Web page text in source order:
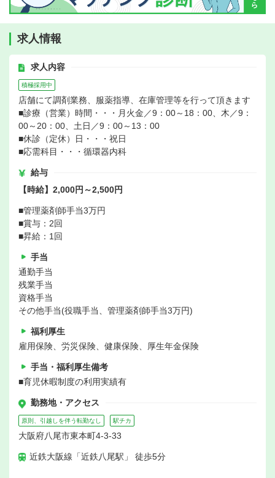
求人情報
求人内容
積極採用中
店舗にて調剤業務、服薬指導、在庫管理等を行って頂きます
■診療（営業）時間・・・月火金／9：00～18：00、木／9：
00～20：00、土日／9：00～13：00
■休診（定休）日・・・祝日
■応需科目・・・循環器内科
給与
【時給】2,000円～2,500円
■管理薬剤師手当3万円
■賞与：2回
■昇給：1回
手当
通勤手当
残業手当
資格手当
その他手当(役職手当、管理薬剤師手当3万円)
福利厚生
雇用保険、労災保険、健康保険、厚生年金保険
手当・福利厚生備考
■育児休暇制度の利用実績有
勤務地・アクセス
原則、引越しを伴う転勤なし 駅チカ
大阪府八尾市東本町4-3-33
近鉄大阪線「近鉄八尾駅」 徒歩5分